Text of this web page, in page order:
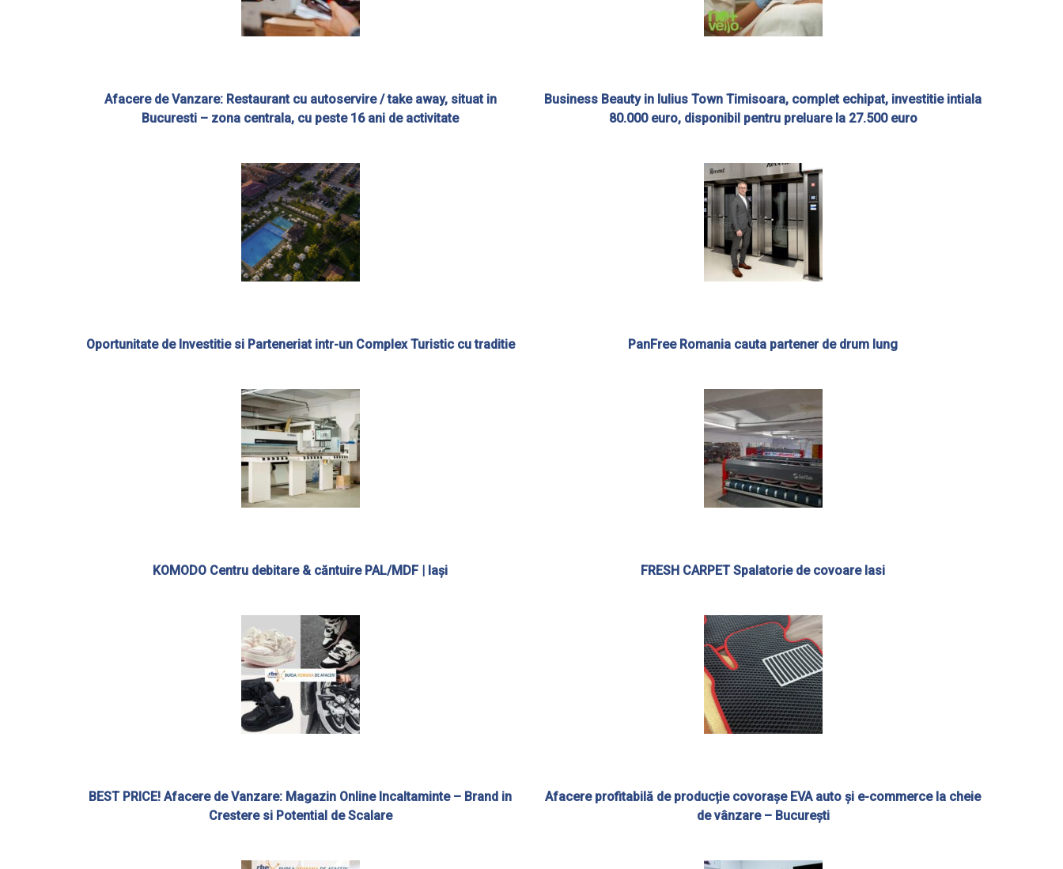
Afacere de Vanzare: Restaurant cu autoservire / take away, situat in
Bucuresti – zona centrala, cu peste 16 ani de activitate
Business Beauty in Iulius Town Timisoara, complet echipat, investitie intiala
80.000 euro, disponibil pentru preluare la 27.500 euro
Oportunitate de Investitie si Parteneriat intr-un Complex Turistic cu traditie PanFree Romania cauta partener de drum lung
KOMODO Centru debitare & căntuire PAL/MDF | Iași FRESH CARPET Spalatorie de covoare Iasi
BEST PRICE! Afacere de Vanzare: Magazin Online Incaltaminte – Brand in
Crestere si Potential de Scalare
Afacere profitabilă de producție covorașe EVA auto și e-commerce la cheie
de vânzare – București